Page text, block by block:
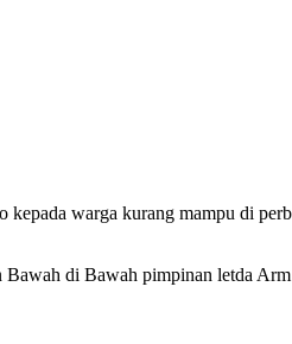
warga kurang mampu di
di Bawah pimpinan letda